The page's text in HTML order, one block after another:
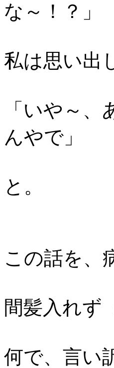
な～！？」
私は思い出
「いや～
んやで」
と。
この話を、
間髪入れ
何で、言い